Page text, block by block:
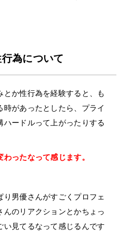
為について
とか性行為を経験すると、も
時があったとしたら、プライ
ードルって上がったりする
わったなって感じます。
り男優さんがすごくプロフェ
んのリアクションとかちょっ
い見てるなって感じるんです